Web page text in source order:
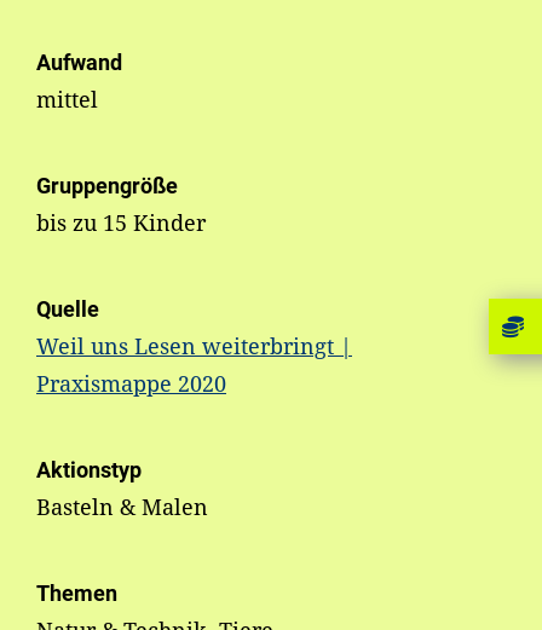
Aufwand
mittel
Gruppengröße
bis zu 15 Kinder
Quelle
Weil uns Lesen weiterbringt |
Praxismappe 2020
Aktionstyp
Basteln & Malen
Themen